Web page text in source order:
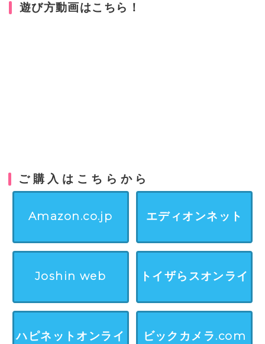
遊び方動画はこちら！
ご購入はこちらから
Amazon.co.jp エディオンネット
Joshin web トイザらスオンライ
ハピネットオンライ
ビックカメラ.com